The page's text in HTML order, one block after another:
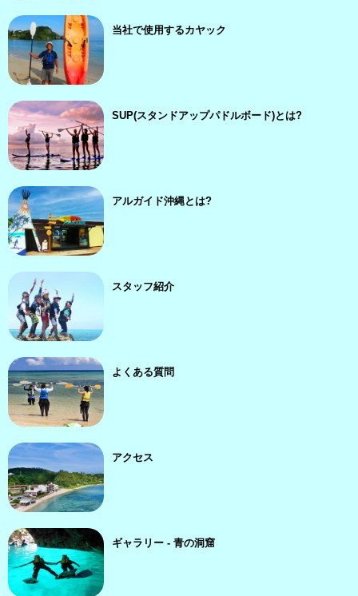
当社で使用するカヤック
SUP(スタンドアップパドルボード)とは?
アルガイド沖縄とは?
スタッフ紹介
よくある質問
アクセス
ギャラリー - 青の洞窟